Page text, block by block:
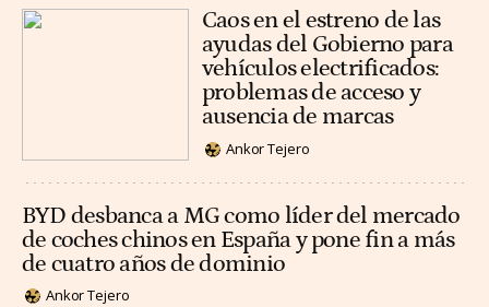
Caos en el estreno de las
ayudas del Gobierno para
vehículos electrificados:
problemas de acceso y
ausencia de marcas
Ankor Tejero
BYD desbanca a MG como líder del mercado
de coches chinos en España y pone fin a más
de cuatro años de dominio
Ankor Tejero